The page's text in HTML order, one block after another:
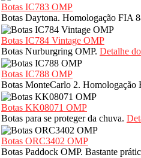
Botas IC783 OMP
Botas Daytona. Homologação FIA
Botas IC784 Vintage OMP
Botas Nurburgring OMP. Detalhe
Botas IC788 OMP
Botas MonteCarlo 2. Homologação
Botas KK08071 OMP
Botas para se proteger da chuva.
Botas ORC3402 OMP
Botas Paddock OMP. Bastante